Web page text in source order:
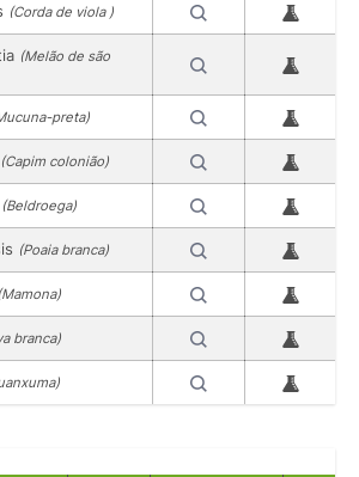
(Corda de viola )
(Melão de são
preta)
(Capim colonião)
(Beldroega)
(Poaia branca)
(Mamona)
branca)